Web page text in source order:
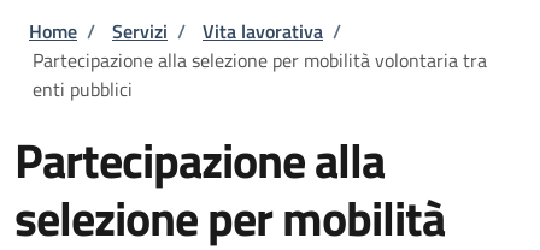
Briciole di pane
Home / Servizi / Vita lavorativa /
Partecipazione alla selezione per mobilità volontaria tra
enti pubblici
Partecipazione alla
selezione per mobilità